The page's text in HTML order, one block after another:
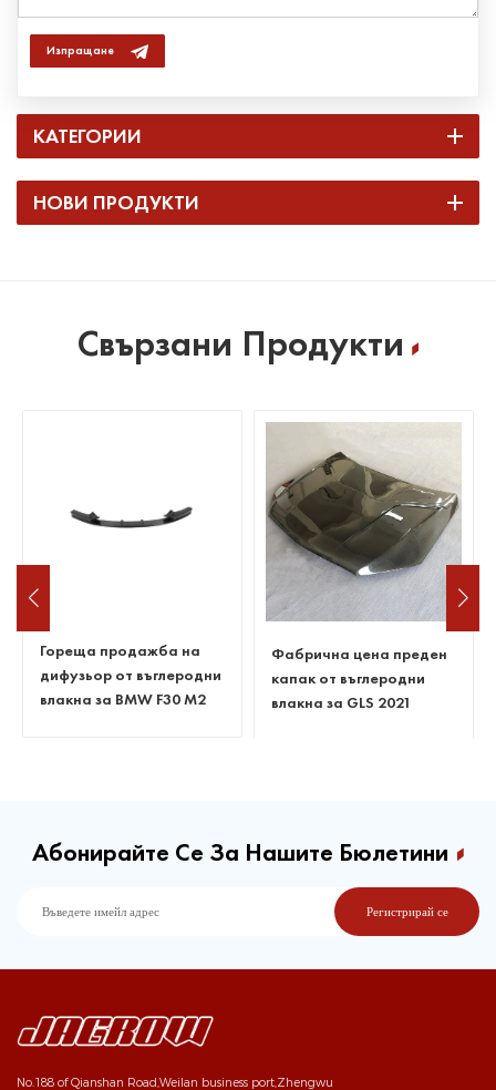
Изпращане
КАТЕГОРИИ
НОВИ ПРОДУКТИ
Свързани Продукти
Фабрична цена преден
капак от въглеродни
влакна за GLS 2021
По-добра цена Капачка
за огледало от
въглеродни влакна за
GLS 63s 2021 г
Абонирайте Се За Нашите Бюлетини
No.188 of Qianshan Road,Weilan business port,Zhengwu